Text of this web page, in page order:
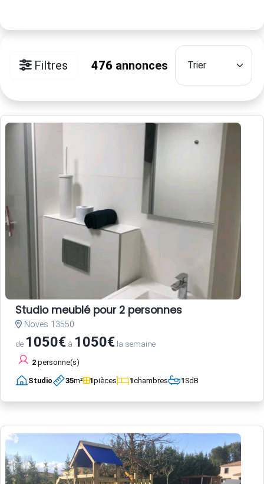
Filtres 476annonces
Studio meublé pour 2 personnes
Noves 13550
de 1050€ à 1050€ la semaine
2 personne(s)
Studio 35m² 1pièces 1chambres 1SdB